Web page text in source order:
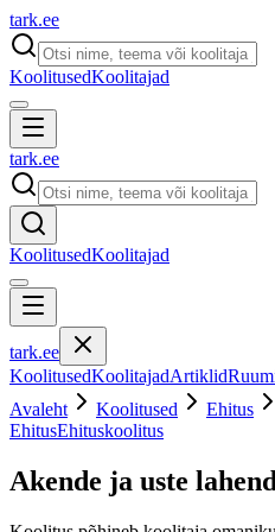
tark.ee
KoolitusedKoolitajad
tark.ee
KoolitusedKoolitajad
tark.ee
KoolitusedKoolitajadArtiklid
Avaleht
Koolitused Ehitus
EhitusEhituskoolitus
Akende ja uste